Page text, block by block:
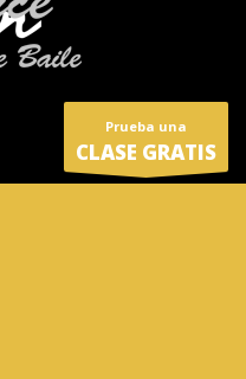
Prueba una
CLASE GRATIS